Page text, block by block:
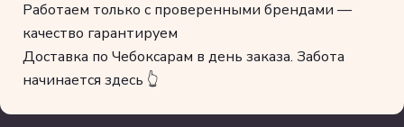
Работаем только с проверенными брендами —
качество гарантируем
Доставка по Чебоксарам в день заказа. Забота
начинается здесь 👆